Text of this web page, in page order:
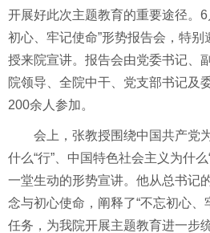
开展好此次主题教育的重要途径。
初心、牢记使命”形势报告会，特
授来院宣讲。报告会由党委书记、
院领导、全院中干、党支部书记及
200余人参加。
会上，张教授围绕中国共产党
什么“行”、中国特色社会主义为什
一堂生动的形势宣讲。他从总书记
念与初心使命，阐释了“不忘初心、
任务，为我院开展主题教育进一步